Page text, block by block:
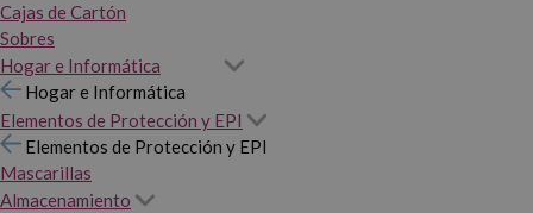
Cajas de Cartón
Sobres
Hogar e Informática
Hogar e Informática
Elementos de Protección y EPI
Elementos de Protección y EPI
Mascarillas
Almacenamiento